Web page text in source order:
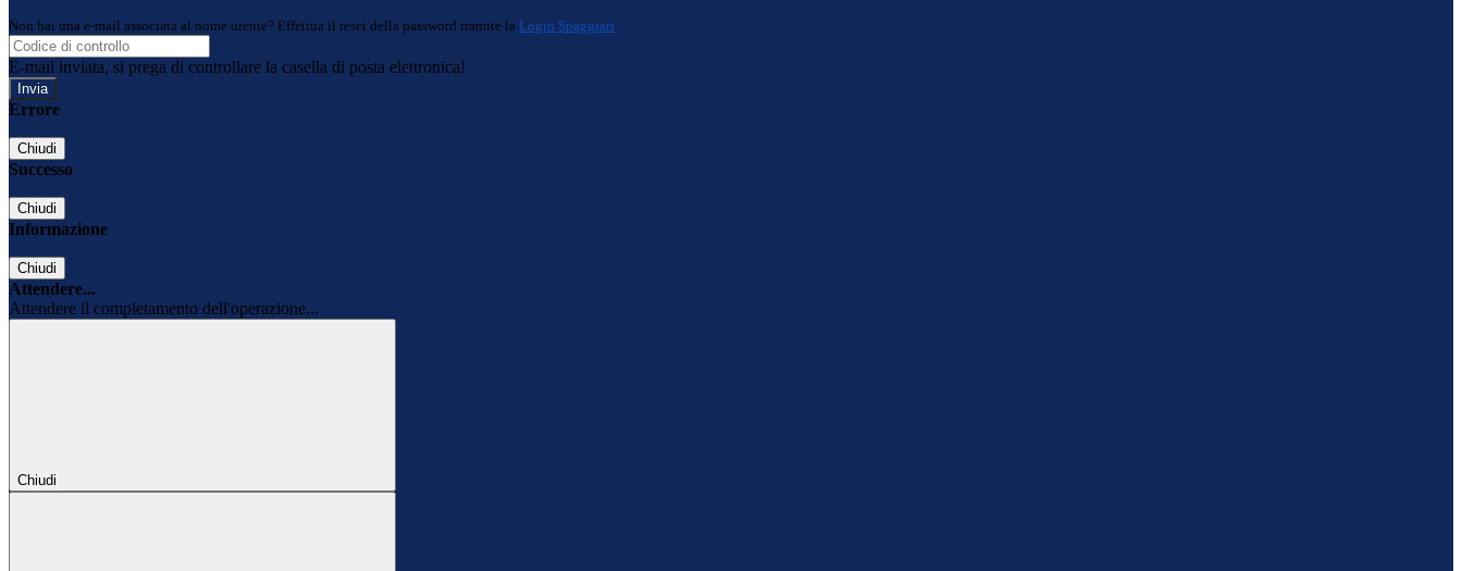
Non hai una e-mail associata al nome utente? Effettua il reset della password tramite la Login Spaggiari
E-mail inviata, si prega di controllare la casella di posta elettronica!
Errore
Chiudi
Successo
Chiudi
Informazione
Chiudi
Attendere...
Attendere il completamento dell'operazione...
Chiudi